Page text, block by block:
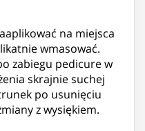
na miejsca
wmasować.
zabiegu pedicure w
skrajnie suchej
po usunięciu
z wysiękiem.